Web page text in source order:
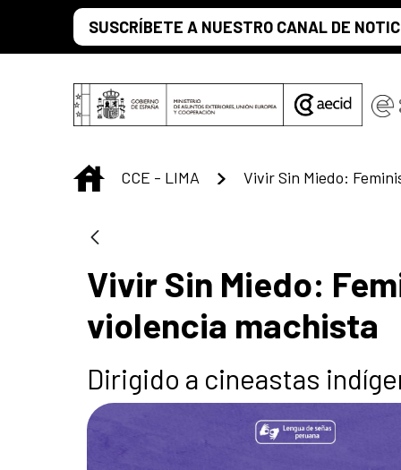
Saltar al contenido principal
SUSCRÍBETE A NUESTRO CANAL DE
INICIO
CCE - LIMA
Vivir Sin Miedo:
violencia machista
Dirigido a cineastas